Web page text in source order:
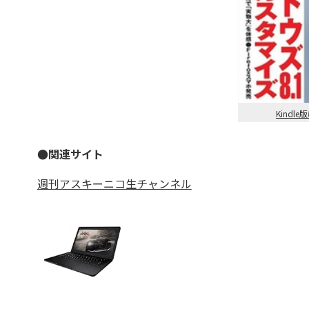
Kindle
●関連サイト
週刊アスキーニコ生チャンネル